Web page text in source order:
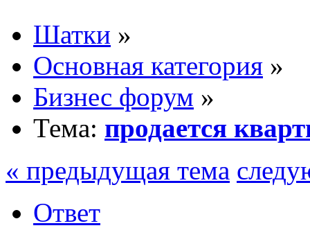
Шатки »
Основная категория »
Бизнес форум »
Тема: продается
« предыдущая тема
Ответ